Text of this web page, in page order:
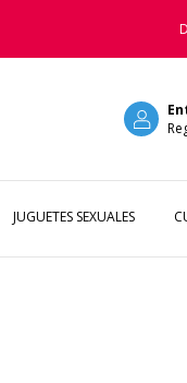
JUGUETES SEXUALES